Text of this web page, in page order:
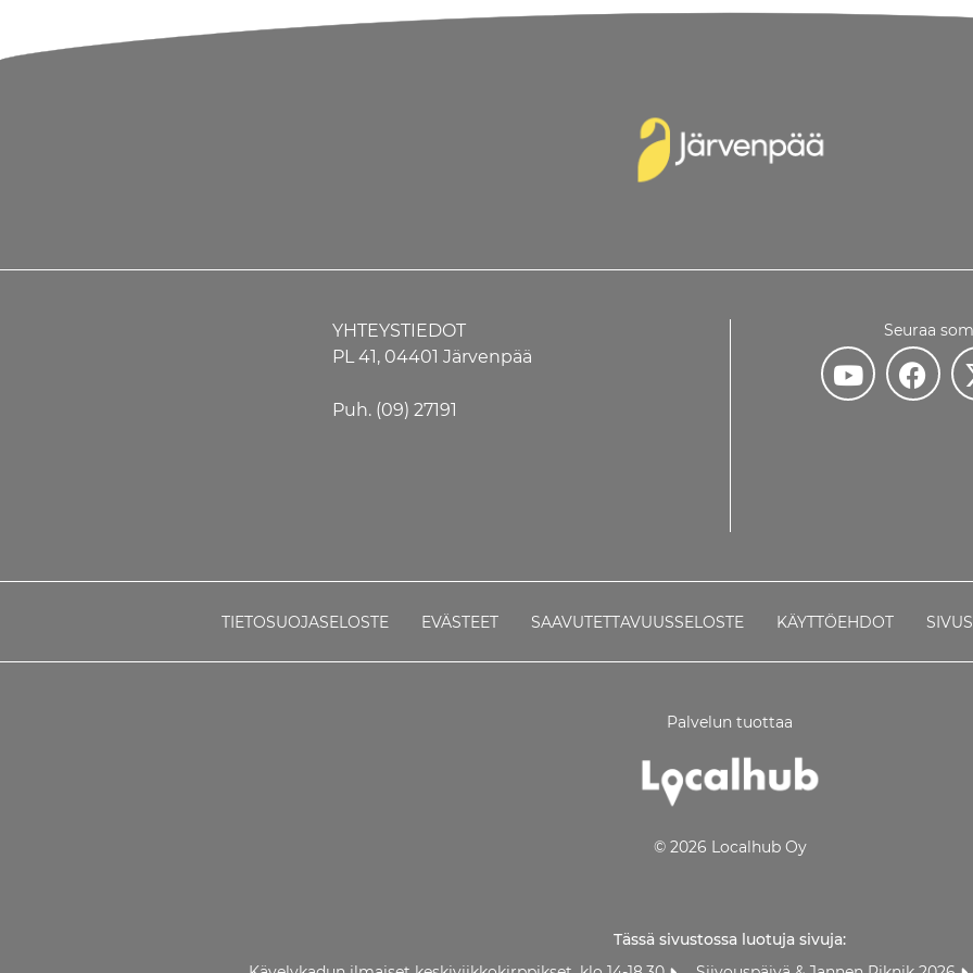
YHTEYSTIEDOT
PL 41, 04401 Järvenpää
Puh. (09) 27191
Seuraa
TIETOSUOJASELOSTE EVÄSTEET SAAVUTETTAVUUSSELOSTE KÄYTTÖEHDOT
Palvelun tuottaa
© 2026 Localhub Oy
Tässä sivustossa luotuja sivuja: